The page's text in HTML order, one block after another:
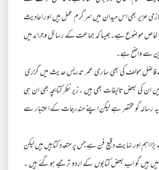
عزیر بھی اس میدان میں سر گرم عمل ہیں اور احادیث
کا خاص موضوع ہے۔جیسا کہ جماعت کے رسائل وجرائد میں
سے واضح ہے۔
فاضل مؤلف کی بھی ساری عمر تدریس حدیث میں گزری
ان کی بعض تالیفات بھی ہیں ۔زیر نظر کتابچہ بھی ان ہی
گو مختصر ہے لیکن اپنے مندرجات کے اعتبار سے
اہم اور نہایت دقیع فن ہے جس پر متعدد کتابیں ہیں لیکن
ہیں گو اب بعض کتابوں کے اردو ترجمے ہوگئے ہیں ۔